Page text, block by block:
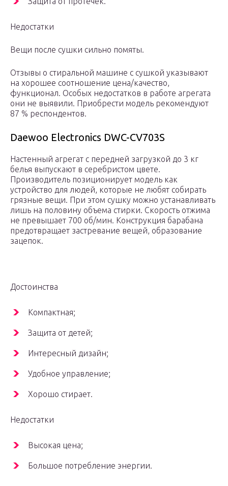
Недостатки
Вещи после сушки сильно помяты.
Отзывы о стиральной машине с сушкой указывают
на хорошее соотношение цена/качество,
функционал. Особых недостатков в работе агрегата
они не выявили. Приобрести модель рекомендуют
87 % респондентов.
Daewoo Electronics DWC-CV703S
Настенный агрегат с передней загрузкой до 3 кг
белья выпускают в серебристом цвете.
Производитель позиционирует модель как
устройство для людей, которые не любят собирать
грязные вещи. При этом сушку можно устанавливать
лишь на половину объема стирки. Скорость отжима
не превышает 700 об/мин. Конструкция барабана
предотвращает застревание вещей, образование
зацепок.
Достоинства
Компактная;
Защита от детей;
Интересный дизайн;
Удобное управление;
Хорошо стирает.
Недостатки
Высокая цена;
Большое потребление энергии.